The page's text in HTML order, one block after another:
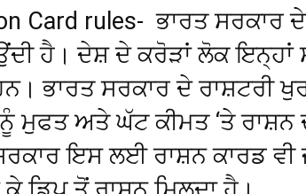
Card rules- ਭਾਰਤ
ਹੈ। ਦੇਸ਼ ਦੇ ਕਰੋੜਾਂ ਲੋਕ ਇਨ੍ਹਾਂ
ਭਾਰਤ ਸਰਕਾਰ ਦੇ ਰਾਸ਼ਟਰੀ
ਮੁਫਤ ਅਤੇ ਘੱਟ ਕੀਮਤ ‘ਤੇ ਰਾਸ਼ਨ
ਇਸ ਲਈ ਰਾਸ਼ਨ ਕਾਰਡ ਵੀ